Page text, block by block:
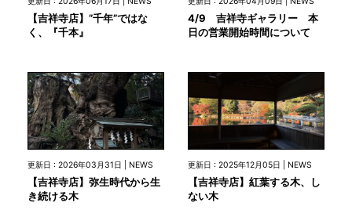
【吉祥寺店】”千年”ではな
く、『千本』
4/9 吉祥寺ギャラリー 本
日の営業開始時間について
更新日 : 2026年03月31日 | NEWS
【吉祥寺店】弥生時代から生
き続ける木
更新日 : 2025年12月05日 | NEWS
【吉祥寺店】紅葉する木、し
ない木